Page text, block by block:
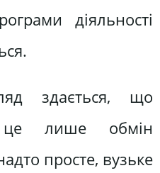
діяльності
здається, що
лише обмін
просте, вузьке